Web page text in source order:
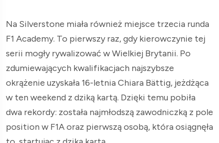
Na Silverstone miała również miejsce trzecia runda
F1 Academy. To pierwszy raz, gdy kierowczynie tej
serii mogły rywalizować w Wielkiej Brytanii. Po
zdumiewających kwalifikacjach najszybsze
okrążenie uzyskała 16-letnia Chiara Bättig, jeżdżąca
w ten weekend z dziką kartą. Dzięki temu pobiła
dwa rekordy: została najmłodszą zawodniczką z pole
position w F1A oraz pierwszą osobą, która osiągnęła